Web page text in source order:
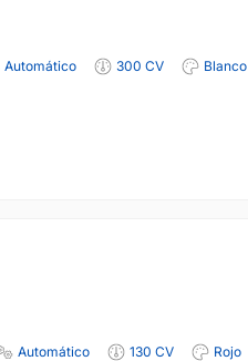
Automático 300 CV
Blanco
Automático 130 CV
Rojo